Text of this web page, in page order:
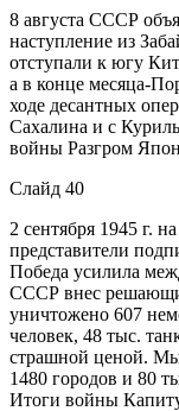
8 августа СССР
наступление из
отступали к югу
а в конце месяца-
ходе десантных
Сахалина и с
войны Разгром
Слайд 40
2 сентября 1945 г.
представители
Победа усилила
СССР внес
уничтожено 607
человек, 48 тыс.
страшной ценой.
1480 городов и 80
Итоги войны